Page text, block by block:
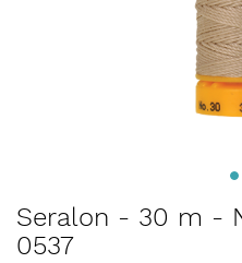
Anfang
der
Seralon - 30 m -
0537